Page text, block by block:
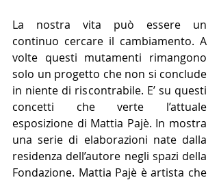
La nostra vita può essere un
continuo cercare il cambiamento. A
volte questi mutamenti rimangono
solo un progetto che non si conclude
in niente di riscontrabile. E’ su questi
concetti che verte l’attuale
esposizione di Mattia Pajè. In mostra
una serie di elaborazioni nate dalla
residenza dell’autore negli spazi della
Fondazione. Mattia Pajè è artista che